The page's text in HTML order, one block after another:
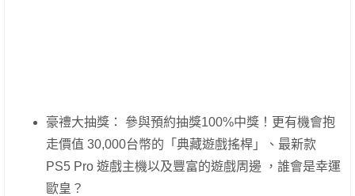
豪禮大抽獎： 參與預約抽獎100%中獎！更有機會抱
走價值 30,000台幣的「典藏遊戲搖桿」、最新款
PS5 Pro 遊戲主機以及豐富的遊戲周邊 ，誰會是幸運
歐皇？